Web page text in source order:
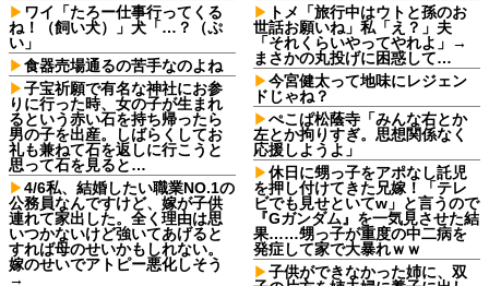
ワイ「たろー仕事行ってくる
ね！（飼い犬）」犬「…？（ぷ
い」
食器売場通るの苦手なのよね
子宝祈願で有名な神社にお参
りに行った時、女の子が生まれ
るという赤い石を持ち帰ったら
男の子を出産。しばらくしてお
礼も兼ねて石を返しに行こうと
思って石を見ると…
4/6私、結婚したい職業NO.1の
公務員なんですけど、嫁が子供
連れて家出した。全く理由は思
いつかないけど強いてあげると
すれば母のせいかもしれない。
嫁のせいでアトピー悪化しそう
→
トメ「旅行中はウトと孫のお
世話お願いね」私「え？」夫
「それくらいやってやれよ」→
まさかの丸投げに困惑して…
今宮健太って地味にレジェン
ドじゃね？
ぺこぱ松蔭寺「みんな右とか
左とか拘りすぎ。思想関係なく
応援しようよ」
休日に甥っ子をアポなし託児
を押し付けてきた兄嫁！「テレ
ビでも見せといてw」と言うので
『Gガンダム』を一気見させた結
果……甥っ子が重度の中二病を
発症して家で大暴れｗｗ
子供ができなかった姉に、双